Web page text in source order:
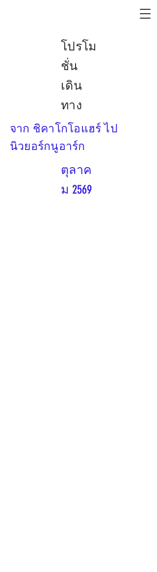
โปรโม
ชั่น
เดิน
ทาง
จาก ชิคาโกโอแฮร์ ไป
นิวยอร์กนูอาร์ก
ตุลาค
ม 2569